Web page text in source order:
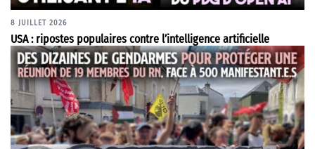
8 JUILLET 2026
USA : ripostes populaires contre l’intelligence artificielle